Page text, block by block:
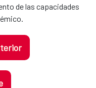
de las capacidades